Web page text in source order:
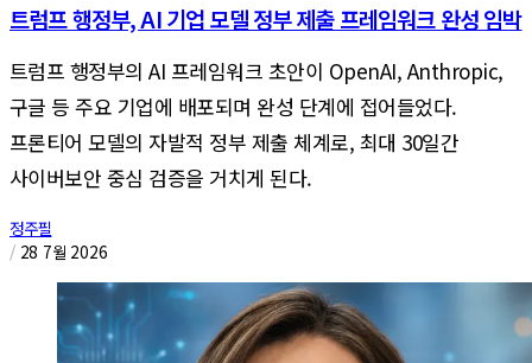
트럼프 행정부, AI 기업 모델 정부 제출 프레임워크 완성 임박
트럼프 행정부의 AI 프레임워크 초안이 OpenAI, Anthropic,
구글 등 주요 기업에 배포되며 완성 단계에 접어들었다.
프론티어 모델의 자발적 정부 제출 체계로, 최대 30일간
사이버보안 중심 검증을 거치게 된다.
정주필
/ 28 7월 2026